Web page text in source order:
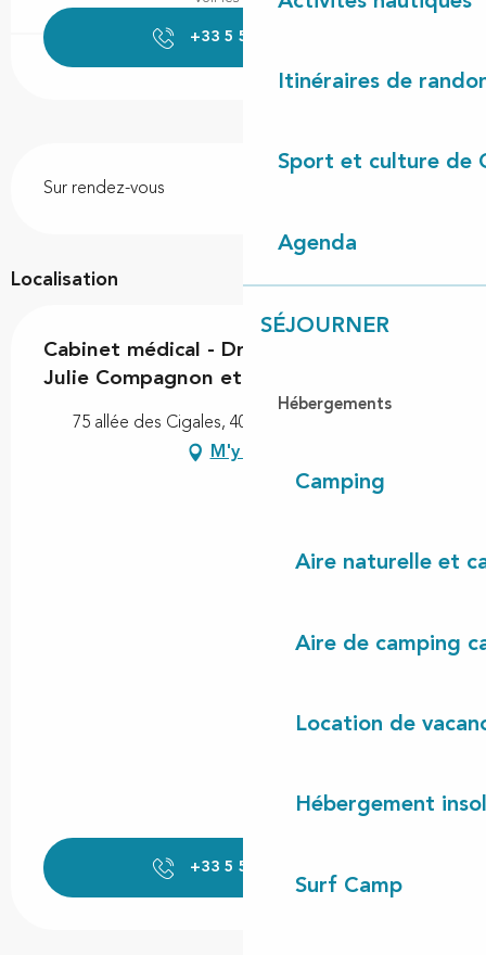
Itinéraires de
Sport et culture de
Agenda
SÉJOURNER
Hébergements
Camping
Aire naturelle et
Aire de camping
Location de
Hébergement
Surf Camp
+33 5 58 47 93
Sur rendez-vous
Localisation
Cabinet médical - Dr Nicolas Decq, Dr
Julie Compagnon et Dr Fanny Russeil
75 allée des Cigales, 40560 Vielle-Saint-Girons
M'y rendre
+33 5 58 47 93